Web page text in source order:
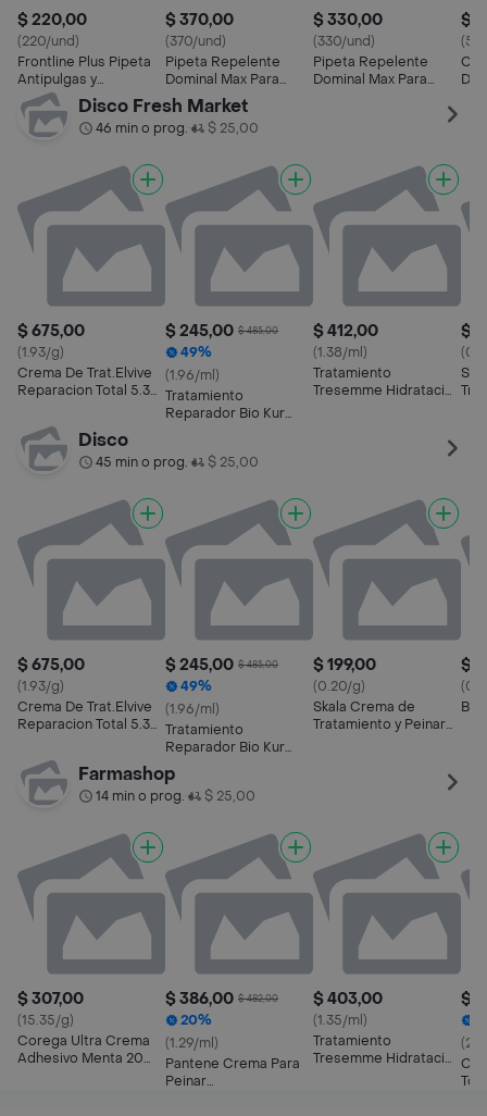
$ 220,00
(220/und)
Frontline Plus Pipeta
Antipulgas y
Garrapatas Gatos
$ 370,00
(370/und)
Pipeta Repelente
Dominal Max Para
Gatos De Más De 4
Kilos 1 U
$ 330,00
(330/und)
Pipeta Repelente
Dominal Max Para
$
Disco Fresh Market
46 min o prog.• $ 25,00
$ 675,00
(1.93/g)
Crema De Trat.Elvive
Reparacion Total 5.35
$ 245,00 $ 485,00
49%
(1.96/ml)
Tratamiento
Reparador Bio Kur
$ 412,00
(1.38/ml)
Tratamiento
Tresemme Hidratacion
$
Disco
45 min o prog.• $ 25,00
$ 675,00
(1.93/g)
Crema De Trat.Elvive
Reparacion Total 5.35
$ 245,00 $ 485,00
49%
(1.96/ml)
Tratamiento
Reparador Bio Kur
$ 199,00
(0.20/g)
Skala Crema de
Tratamiento y Peinar
$
Farmashop
14 min o prog.• $ 25,00
$ 307,00
(15.35/g)
Corega Ultra Crema
Adhesivo Menta 20
$ 386,00 $ 482,00
20%
(1.29/ml)
Pantene Crema Para
Peinar
$ 403,00
(1.35/ml)
Tratamiento
Tresemme Hidratacion
$